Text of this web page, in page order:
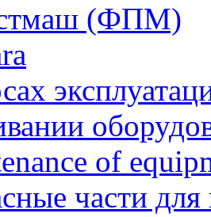
(ФПМ)
of
части для